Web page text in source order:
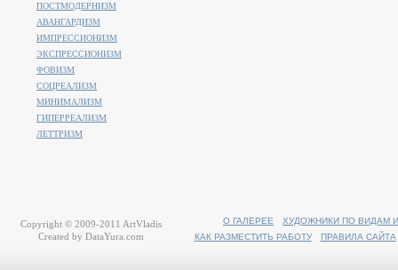
ПОСТМОДЕРНИЗМ
АВАНГАРДИЗМ
ИМПРЕССИОНИЗМ
ЭКСПРЕССИОНИЗМ
ФОВИЗМ
СОЦРЕАЛИЗМ
МИНИМАЛИЗМ
ГИПЕРРЕАЛИЗМ
ЛЕТТРИЗМ
О ГАЛЕРЕЕ
ХУДОЖНИКИ ПО ВИДАМ
КАК РАЗМЕСТИТЬ РАБОТУ
ПРАВИЛА САЙТА
Copyright © 2009-2011 ArtVladis
Created by DataYura.com